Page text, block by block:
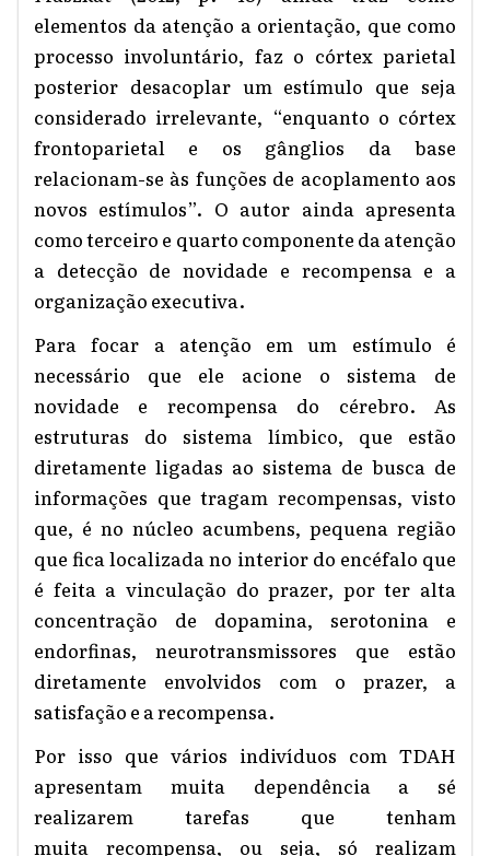
elementos da atenção a orientação, que como
processo involuntário, faz o córtex parietal
posterior desacoplar um estímulo que seja
considerado irrelevante, “enquanto o córtex
frontoparietal e os gânglios da base
relacionam-se às funções de acoplamento aos
novos estímulos”. O autor ainda apresenta
como terceiro e quarto componente da atenção
a detecção de novidade e recompensa e a
organização executiva.
Para focar a atenção em um estímulo é
necessário que ele acione o sistema de
novidade e recompensa do cérebro. As
estruturas do sistema límbico, que estão
diretamente ligadas ao sistema de busca de
informações que tragam recompensas, visto
que, é no núcleo acumbens, pequena região
que fica localizada no interior do encéfalo que
é feita a vinculação do prazer, por ter alta
concentração de dopamina, serotonina e
endorfinas, neurotransmissores que estão
diretamente envolvidos com o prazer, a
satisfação e a recompensa.
Por isso que vários indivíduos com TDAH
apresentam muita dependência a sé
realizarem tarefas que tenham
muita recompensa, ou seja, só realizam